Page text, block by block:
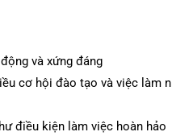
và xứng đáng
cơ hội đào tạo và việc làm
điều kiện làm việc hoàn hảo